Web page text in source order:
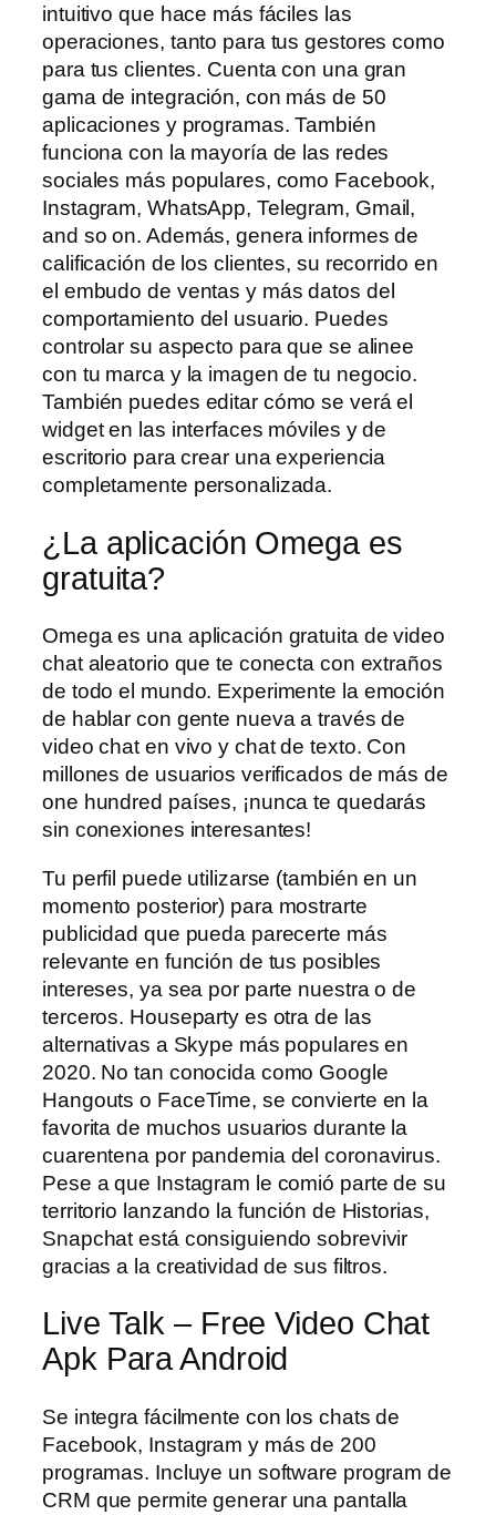
intuitivo que hace más fáciles las
operaciones, tanto para tus gestores como
para tus clientes. Cuenta con una gran
gama de integración, con más de 50
aplicaciones y programas. También
funciona con la mayoría de las redes
sociales más populares, como Facebook,
Instagram, WhatsApp, Telegram, Gmail,
and so on. Además, genera informes de
calificación de los clientes, su recorrido en
el embudo de ventas y más datos del
comportamiento del usuario. Puedes
controlar su aspecto para que se alinee
con tu marca y la imagen de tu negocio.
También puedes editar cómo se verá el
widget en las interfaces móviles y de
escritorio para crear una experiencia
completamente personalizada.
¿La aplicación Omega es
gratuita?
Omega es una aplicación gratuita de video
chat aleatorio que te conecta con extraños
de todo el mundo. Experimente la emoción
de hablar con gente nueva a través de
video chat en vivo y chat de texto. Con
millones de usuarios verificados de más de
one hundred países, ¡nunca te quedarás
sin conexiones interesantes!
Tu perfil puede utilizarse (también en un
momento posterior) para mostrarte
publicidad que pueda parecerte más
relevante en función de tus posibles
intereses, ya sea por parte nuestra o de
terceros. Houseparty es otra de las
alternativas a Skype más populares en
2020. No tan conocida como Google
Hangouts o FaceTime, se convierte en la
favorita de muchos usuarios durante la
cuarentena por pandemia del coronavirus.
Pese a que Instagram le comió parte de su
territorio lanzando la función de Historias,
Snapchat está consiguiendo sobrevivir
gracias a la creatividad de sus filtros.
Live Talk – Free Video Chat
Apk Para Android
Se integra fácilmente con los chats de
Facebook, Instagram y más de 200
programas. Incluye un software program de
CRM que permite generar una pantalla